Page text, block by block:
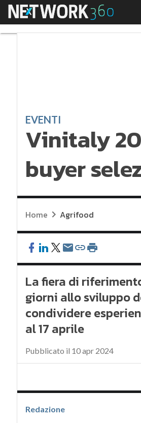
Menu
EVENTI
Vinitaly
buyer
Home Agrifood
La fiera di
giorni allo sviluppo
condividere
al 17 aprile
Pubblicato il 10 apr 2024
Redazione